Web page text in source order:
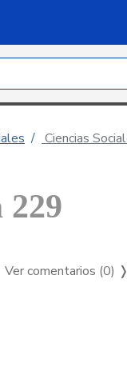
Ciencias
229
Ver comentarios (0) ❭